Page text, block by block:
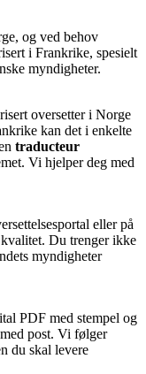
og ved behov
i Frankrike, spesielt
myndigheter.
oversetter i Norge
kan det i enkelte
traducteur
Vi hjelper deg med
eller på
Du trenger ikke
myndigheter
PDF med stempel og
post. Vi følger
du skal levere